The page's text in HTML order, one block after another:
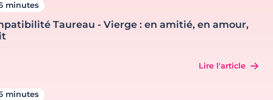
minutes
Taureau - Vierge : en amitié, en amour,
Lire l'article
minutes